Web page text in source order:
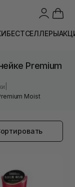
БЕСТСЕЛЛЕРЫ
Premium
Moist